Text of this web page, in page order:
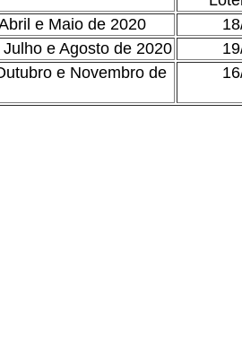
e Maio de 2020
e Agosto de 2020
e Novembro de